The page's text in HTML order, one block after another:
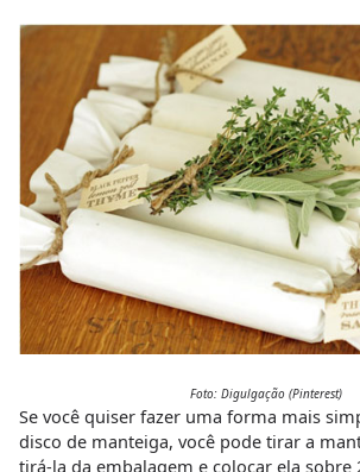
Foto: Digulgação (Pinterest)
Se você quiser fazer uma forma mais
disco de manteiga, você pode tirar a
tirá-la da embalagem e colocar ela sobre